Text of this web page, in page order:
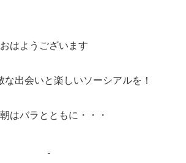
おはようございます
な出会いと楽しいソーシアルを！
はバラとともに・・・